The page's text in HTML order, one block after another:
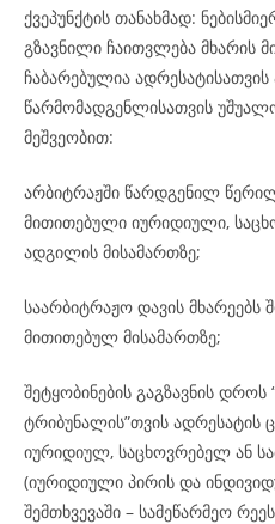
ქვეპუნქტის თანახმად:
გზავნილი ჩაითვლება მხარის
ჩაბარებულია ადრესატისათვის
წარმომადგენლისათვის
მეშვეობით:
არბიტრაჟში წარდგენილ
მითითებული იურიდიული,
ადგილის მისამართზე;
საარბიტრაჟო დავის
მითითებულ მისამართზე;
შეტყობინების გაგზავნის
ტრიბუნალის”თვის ადრესატის
იურიდიულ, საცხოვრებელ ან
(იურიდიული პირის და
შემთხვევაში – სამეწარმეო